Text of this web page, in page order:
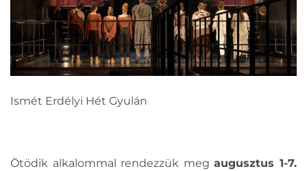
Ismét Erdélyi Hét Gyulán
Ötödik alkalommal rendezzük megaugusztus 1-7.